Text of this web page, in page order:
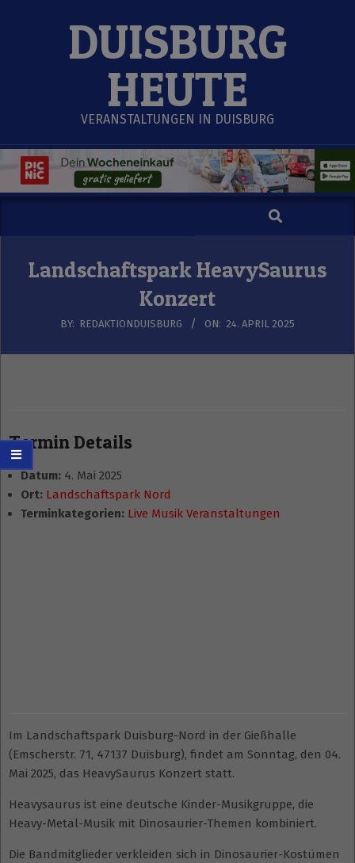
DUISBURG
HEUTE
VERANSTALTUNGEN IN DUISBURG
Menu
Search
Landschaftspark HeavySaurus
Konzert
BY: REDAKTIONDUISBURG ON: 24. APRIL 2025
Termin Details
Datum: 4. Mai 2025
Ort: Landschaftspark Nord
Terminkategorien: Live Musik Veranstaltungen
Im Landschaftspark Duisburg-Nord in der Gießhalle
(Emscherstr. 71, 47137 Duisburg), findet am Sonntag, den 04.
Mai 2025, das HeavySaurus Konzert statt.
Heavysaurus ist eine deutsche Kinder-Musikgruppe, die
Heavy-Metal-Musik mit Dinosaurier-Themen kombiniert.
Die Bandmitglieder verkleiden sich in Dinosaurier-Kostümen